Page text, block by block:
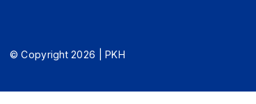
© Copyright 2026 | PKH